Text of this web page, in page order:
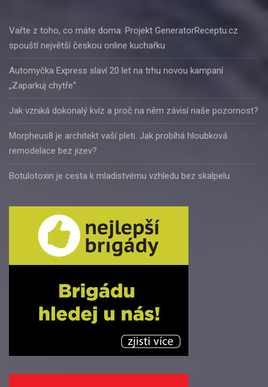
Vařte z toho, co máte doma: Projekt GeneratorReceptu.cz
spouští největší českou online kuchařku
Automyčka Express slaví 20 let na trhu novou kampaní
„Zaparkuj chytře“
Jak vzniká dokonalý kvíz a proč na něm závisí naše pozornost?
Morpheus8 je architekt vaší pleti. Jak probíhá hloubková
remodelace bez jizev?
Botulotoxin je cesta k mladistvému vzhledu bez skalpelu